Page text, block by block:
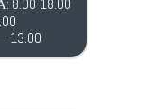
18.00
13.00